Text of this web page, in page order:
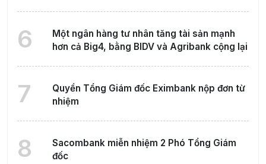
6
Một ngân hàng tư nhân tăng tài sản mạnh
hơn cả Big4, bằng BIDV và Agribank cộng lại
7
Quyền Tổng Giám đốc Eximbank nộp đơn từ
nhiệm
8
Sacombank miễn nhiệm 2 Phó Tổng Giám
đốc